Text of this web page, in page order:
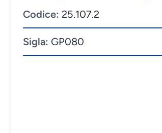
Codice: 25.107.2
Sigla: GP080